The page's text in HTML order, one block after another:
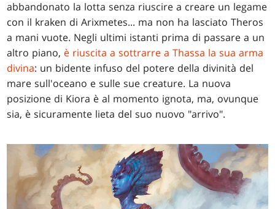
abbandonato la lotta senza riuscire a creare un legame
con il kraken di Arixmetes... ma non ha lasciato Theros
a mani vuote. Negli ultimi istanti prima di passare a un
altro piano, è riuscita a sottrarre a Thassa la sua arma
divina: un bidente infuso del potere della divinità del
mare sull'oceano e sulle sue creature. La nuova
posizione di Kiora è al momento ignota, ma, ovunque
sia, è sicuramente lieta del suo nuovo "arrivo".